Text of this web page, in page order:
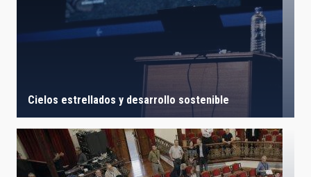
Cielos estrellados y desarrollo sostenible